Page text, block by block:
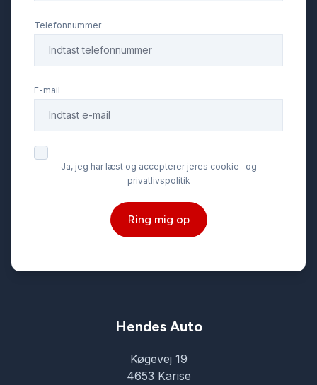
Telefonnummer
E-mail
Ja, jeg har læst og accepterer jeres cookie- og
privatlivspolitik
Ring mig op
Hendes Auto
Køgevej 19
4653 Karise